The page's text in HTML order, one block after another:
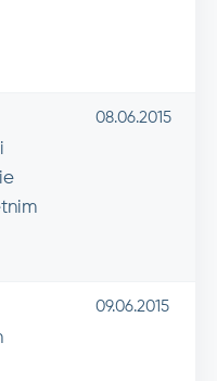
08.06.2015
09.06.2015